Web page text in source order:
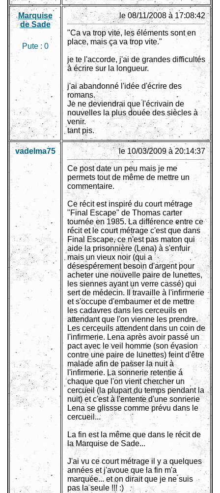
Marquise
de Sade
Pute : 0
le 08/11/2008 à 17:08:42
"Ca va trop vite, les éléments sont en
place, mais ça va trop vite."
je te l'accorde, j'ai de grandes difficultés
à écrire sur la longueur.
j'ai abandonné l'idée d'écrire des
romans.
Je ne deviendrai que l'écrivain de
nouvelles la plus douée des siècles à
venir.
tant pis.
vadelma75 le 10/03/2009 à 20:14:37
Ce post date un peu mais je me
permets tout de même de mettre un
commentaire.
Ce récit est inspiré du court métrage
"Final Escape" de Thomas carter
tournée en 1985. La différence entre ce
récit et le court métrage c'est que dans
Final Escape, ce n'est pas maton qui
aide la prisonnière (Lena) à s'enfuir
mais un vieux noir (qui a
désespérement besoin d'argent pour
acheter une nouvelle paire de lunettes,
les siennes ayant un verre cassé) qui
sert de médecin. Il travaille à l'infirmerie
et s'occupe d'embaumer et de mettre
les cadavres dans les cerceuils en
attendant que l'on vienne les prendre.
Les cerceuils attendent dans un coin de
l'infirmerie. Lena après avoir passé un
pact avec le veil homme (son évasion
contre une paire de lunettes) feint d'être
malade afin de passer la nuit à
l'infirmerie. La sonnerie retentie á
chaque que l'on vient chercher un
cercueil (la plupart du temps pendant la
nuit) et c'est à l'entente d'une sonnerie
Lena se glissse comme prévu dans le
cercueil...
La fin est la même que dans le récit de
la Marquise de Sade...
J'ai vu ce court métrage il y a quelques
années et j'avoue que la fin m'a
marquée... et on dirait que je ne suis
pas la seule !!! :)